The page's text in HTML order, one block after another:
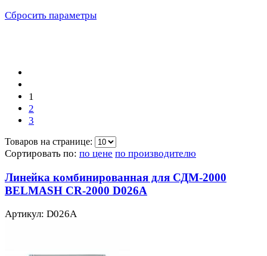
Сбросить параметры
1
2
3
Товаров на странице:
Сортировать по: по цене по производителю
Линейка комбинированная для СДМ-2000
BELMASH CR-2000 D026A
Артикул: D026A